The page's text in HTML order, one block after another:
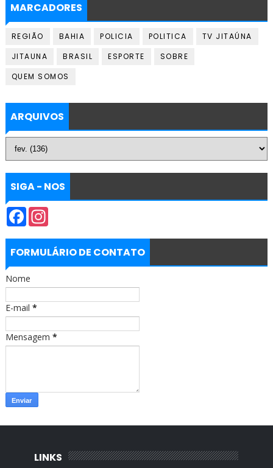
MARCADORES
REGIÃO BAHIA POLICIA POLITICA
TV JITAÚNA
JITAUNA
BRASIL ESPORTE
SOBRE
QUEM SOMOS
ARQUIVOS
SIGA - NOS
F
e
b
o
k
I
t
a
r
m
FORMULÁRIO DE CONTATO
Nome
E-mail *
Mensagem *
LINKS